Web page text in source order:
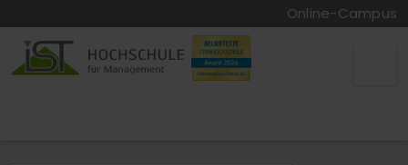
Online-Campus